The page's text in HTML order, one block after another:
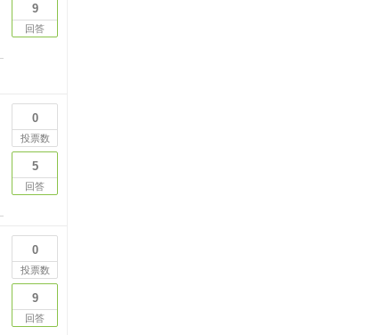
9
回答
0
投票数
5
回答
0
投票数
9
回答